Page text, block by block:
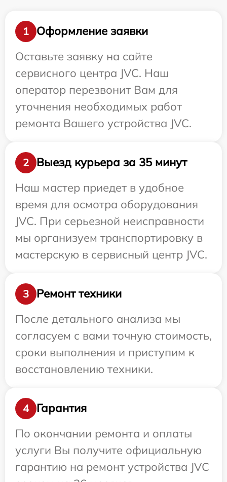
1
Оформление заявки
Оставьте заявку на сайте
сервисного центра JVC. Наш
оператор перезвонит Вам для
уточнения необходимых работ
ремонта Вашего устройства JVC.
2
Выезд курьера за 35 минут
Наш мастер приедет в удобное
время для осмотра оборудования
JVC. При серьезной неисправности
мы организуем транспортировку в
мастерскую в сервисный центр JVC.
3
Ремонт техники
После детального анализа мы
согласуем с вами точную стоимость,
сроки выполнения и приступим к
восстановлению техники.
4
Гарантия
По окончании ремонта и оплаты
услуги Вы получите официальную
гарантию на ремонт устройства JVC